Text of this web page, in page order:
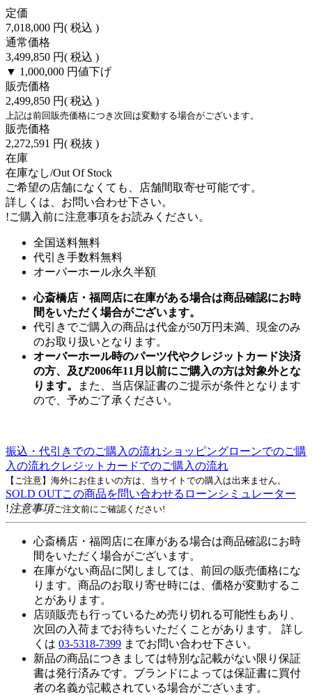
定価
7,018,000 円( 税込 )
通常価格
3,499,850 円( 税込 )
▼ 1,000,000 円値下げ
販売価格
2,499,850 円( 税込 )
上記は前回販売価格につき次回は変動する場合がございます。
販売価格
2,272,591 円( 税抜 )
在庫
在庫なし/Out Of Stock
ご希望の店舗になくても、店舗間取寄せ可能です。
詳しくは、お問い合わせ下さい。
!ご購入前に注意事項をお読みください。
全国送料無料
代引き手数料無料
オーバーホール永久半額
心斎橋店・福岡店に在庫がある場合は商品確認にお時
間をいただく場合がございます。
代引きでご購入の商品は代金が50万円未満、現金のみ
のお取り扱いとなります。
オーバーホール時のパーツ代やクレジットカード決済
の方、及び2006年11月以前にご購入の方は対象外とな
ります。
また、当店保証書のご提示が条件となります
ので、予めご了承ください。
振込・代引きでのご購入の流れショッピングローンでのご購
入の流れクレジットカードでのご購入の流れ
【ご注意】海外にお住まいの方は、当サイトでの購入は出来ません。
SOLD OUTこの商品を問い合わせる ローンシミュレーター
!注意事項ご注文前にご確認ください!
心斎橋店・福岡店に在庫がある場合は商品確認にお時
間をいただく場合がございます。
在庫がない商品に関しましては、前回の販売価格にな
ります。商品のお取り寄せ時には、価格が変動するこ
とがあります。
店頭販売も行っているため売り切れる可能性もあり、
次回の入荷までお待ちいただくことがあります。 詳し
くは 03-5318-7399 までお問い合わせ下さい。
新品の商品につきましては特別な記載がない限り保証
書は発行済みです。ブランドによっては保証書に買付
者の名義が記載されている場合がございます。